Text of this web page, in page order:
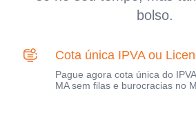
bolso.
Cota única IPVA ou
Pague agora cota única do
MA sem filas e burocracias no